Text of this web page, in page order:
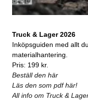
Truck & Lager 2026
Inköpsguiden med allt
materialhantering.
Pris: 199 kr.
Beställ den här
Läs den som pdf här!
All info om Truck &